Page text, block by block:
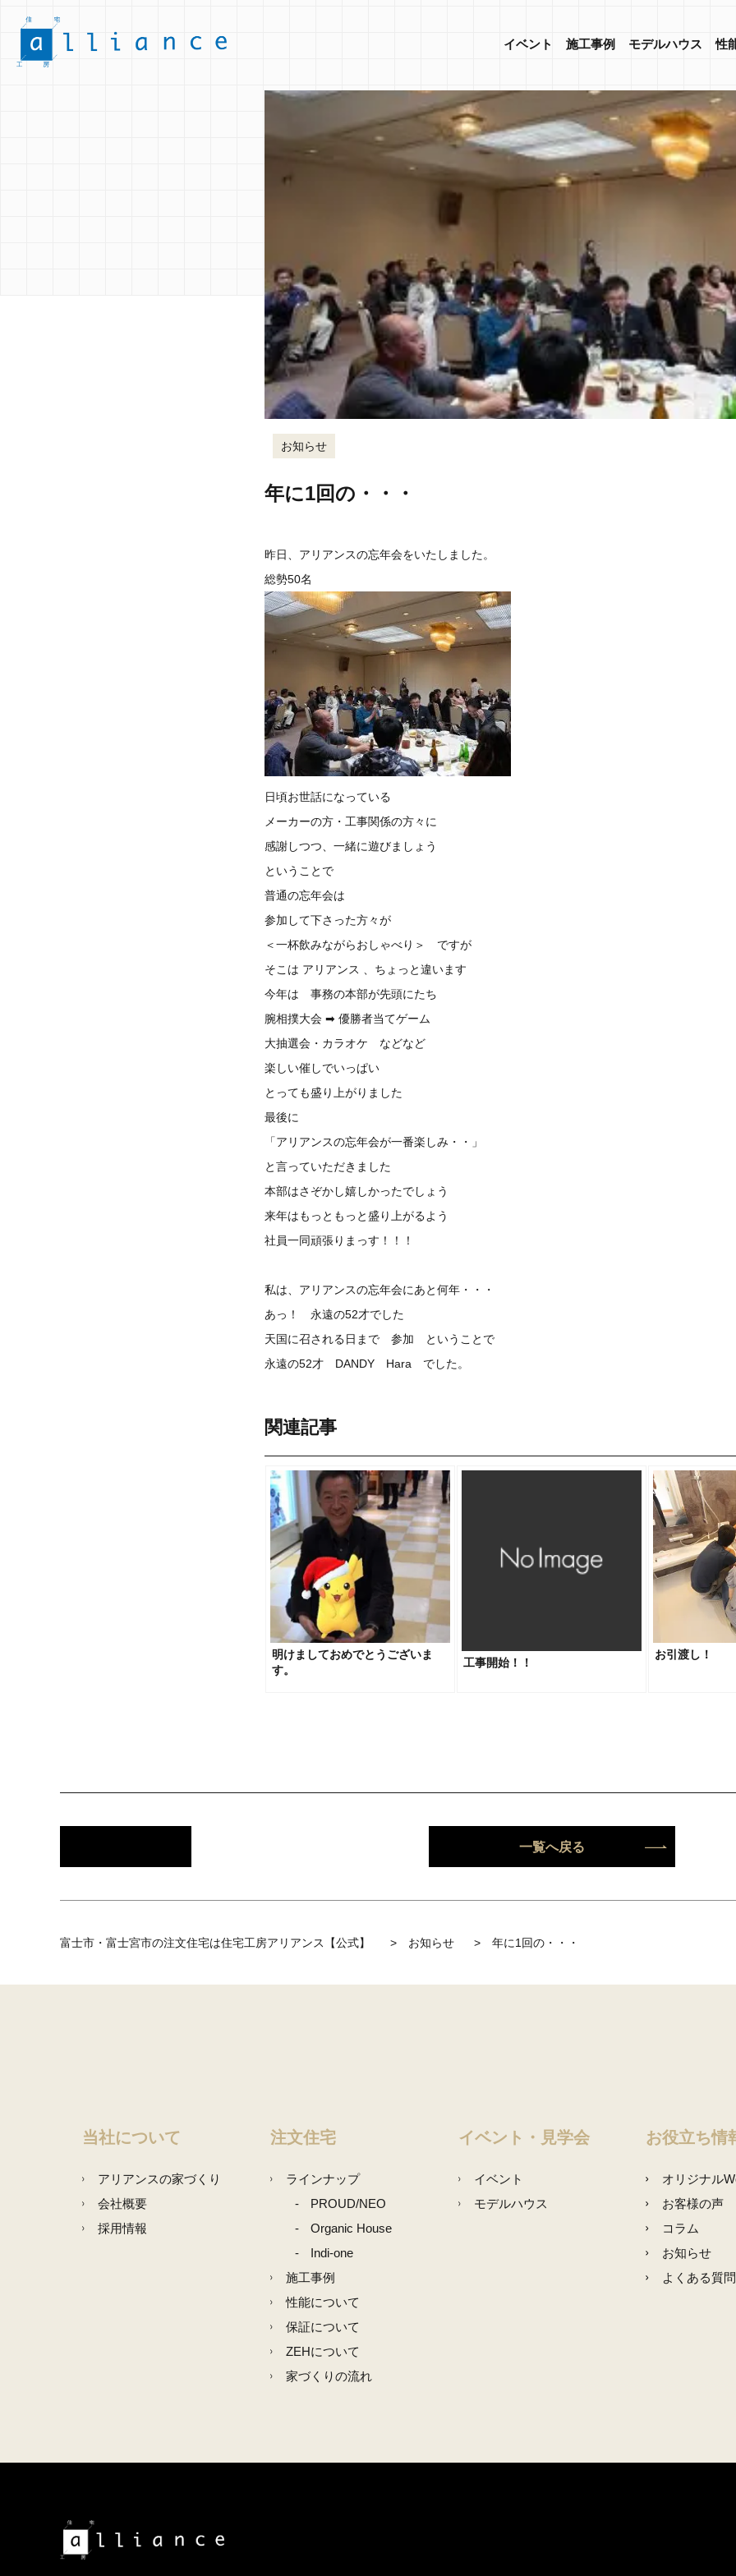
イベント 施工事例 モデルハウス 性
お知らせ
年に1回の・・・
昨日、アリアンスの忘年会をいたしました。
総勢50名
日頃お世話になっている
メーカーの方・工事関係の方々に
感謝しつつ、一緒に遊びましょう
ということで
普通の忘年会は
参加して下さった方々が
＜一杯飲みながらおしゃべり＞ ですが
そこは アリアンス 、ちょっと違います
今年は 事務の本部が先頭にたち
腕相撲大会 ➡ 優勝者当てゲーム
大抽選会・カラオケ などなど
楽しい催しでいっぱい
とっても盛り上がりました
最後に
「アリアンスの忘年会が一番楽しみ・・」
と言っていただきました
本部はさぞかし嬉しかったでしょう
来年はもっともっと盛り上がるよう
社員一同頑張りまっす！！！
私は、アリアンスの忘年会にあと何年・・・
あっ！ 永遠の52才でした
天国に召される日まで 参加 ということで
永遠の52才 DANDY Hara でした。
関連記事
明けましておめでとうございま
す。
工事開始！！
お引渡し！
一覧へ戻る
富士市・富士宮市の注文住宅は住宅工房アリアンス【公式】 > お知らせ > 年に1回の・・・
当社について
アリアンスの家づくり
会社概要
採用情報
注文住宅
ラインナップ
PROUD/NEO
Organic House
Indi-one
施工事例
性能について
保証について
ZEHについて
家づくりの流れ
イベント・見学会
イベント
モデルハウス
お役立ち情
オリジナル
お客様の声
コラム
お知らせ
よくある質問